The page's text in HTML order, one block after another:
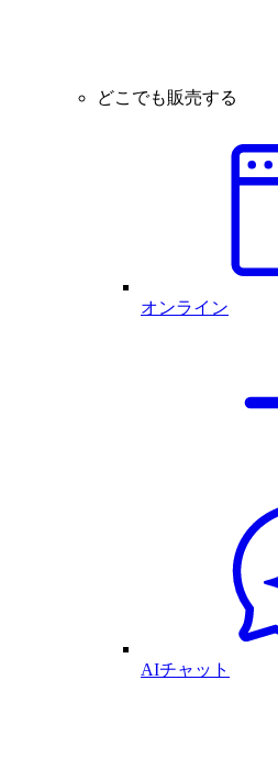
どこでも販売する
オンライン
AIチャット